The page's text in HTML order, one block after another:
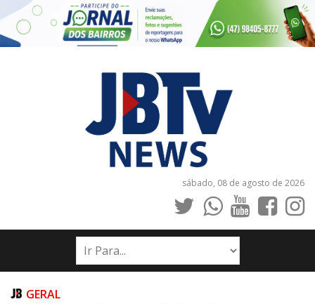
sábado, 08 de agosto de 2026
INÍCIO
NOTÍCIAS
GERAL